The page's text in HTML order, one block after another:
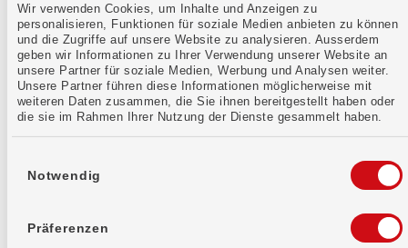
Wir verwenden Cookies, um Inhalte und Anzeigen zu
personalisieren, Funktionen für soziale Medien anbieten zu können
und die Zugriffe auf unsere Website zu analysieren. Ausserdem
geben wir Informationen zu Ihrer Verwendung unserer Website an
unsere Partner für soziale Medien, Werbung und Analysen weiter.
Unsere Partner führen diese Informationen möglicherweise mit
weiteren Daten zusammen, die Sie ihnen bereitgestellt haben oder
die sie im Rahmen Ihrer Nutzung der Dienste gesammelt haben.
Notwendig
Präferenzen
Mehr erfahren
Kontaktformular